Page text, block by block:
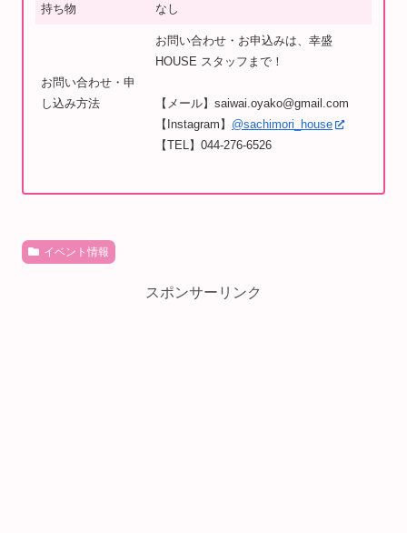
持ち物 なし
お問い合わせ・申
し込み方法
お問い合わせ・お申込みは、幸盛
HOUSE スタッフまで！
【メール】saiwai.oyako@gmail.com
【Instagram】 @sachimori_house
【TEL】044-276-6526
イベント情報
スポンサーリンク